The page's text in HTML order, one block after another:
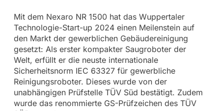
Mit dem Nexaro NR 1500 hat das Wuppertaler
Technologie-Start-up 2024 einen Meilenstein auf
den Markt der gewerblichen Gebäudereinigung
gesetzt: Als erster kompakter Saugroboter der
Welt, erfüllt er die neuste internationale
Sicherheitsnorm IEC 63327 für gewerbliche
Reinigungsroboter. Dieses wurde von der
unabhängigen Prüfstelle TÜV Süd bestätigt. Zudem
wurde das renommierte GS-Prüfzeichen des TÜV